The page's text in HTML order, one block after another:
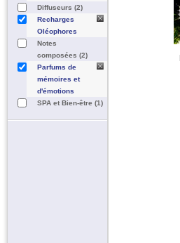
Diffuseurs (2)
Recharges
Oléophores
Notes
composées (2)
Parfums de
mémoires et
d'émotions
SPA et Bien-être (1)